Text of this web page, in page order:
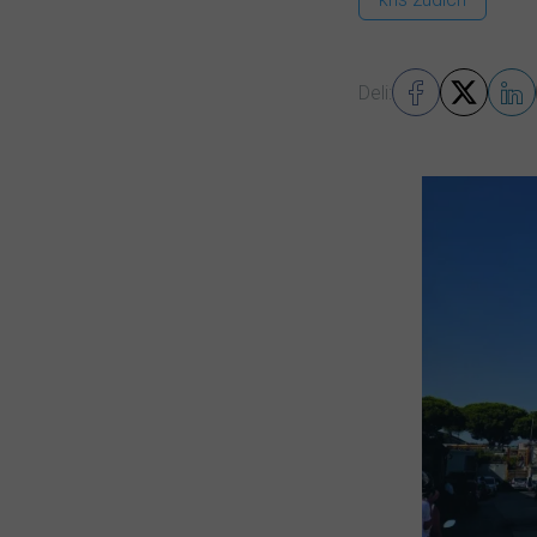
Deli: